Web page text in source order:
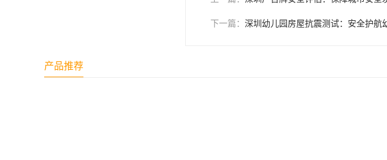
下一篇： 深圳幼儿园房屋抗震测试：安全护航
产品推荐